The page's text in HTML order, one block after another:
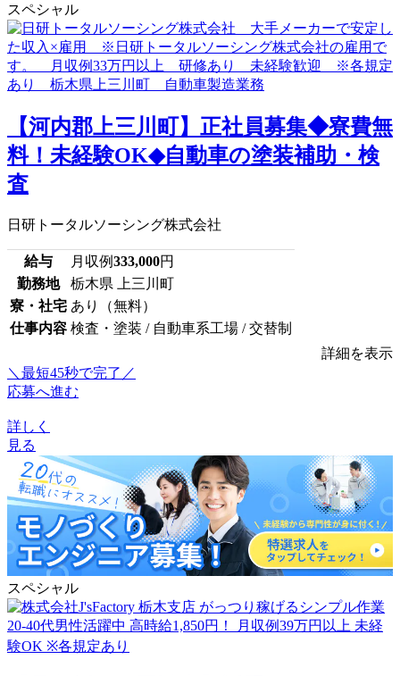
スペシャル
【河内郡上三川町】正社員募集◆寮費無
料！未経験OK◆自動車の塗装補助・検
査
日研トータルソーシング株式会社
給与 月収例333,000円
勤務地
栃木県 上三川町
寮・社宅 あり（無料）
仕事内容 検査・塗装 / 自動車系工場 / 交替制
詳細を表示
＼最短45秒で完了／
応募へ進む
詳しく
見る
スペシャル